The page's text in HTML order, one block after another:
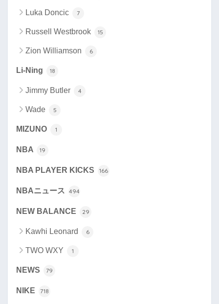
Luka Doncic 7
Russell Westbrook 15
Zion Williamson 6
Li-Ning 18
Jimmy Butler 4
Wade 5
MIZUNO 1
NBA 19
NBA PLAYER KICKS 166
NBAニュース 494
NEW BALANCE 29
Kawhi Leonard 6
TWO WXY 1
NEWS 79
NIKE 718